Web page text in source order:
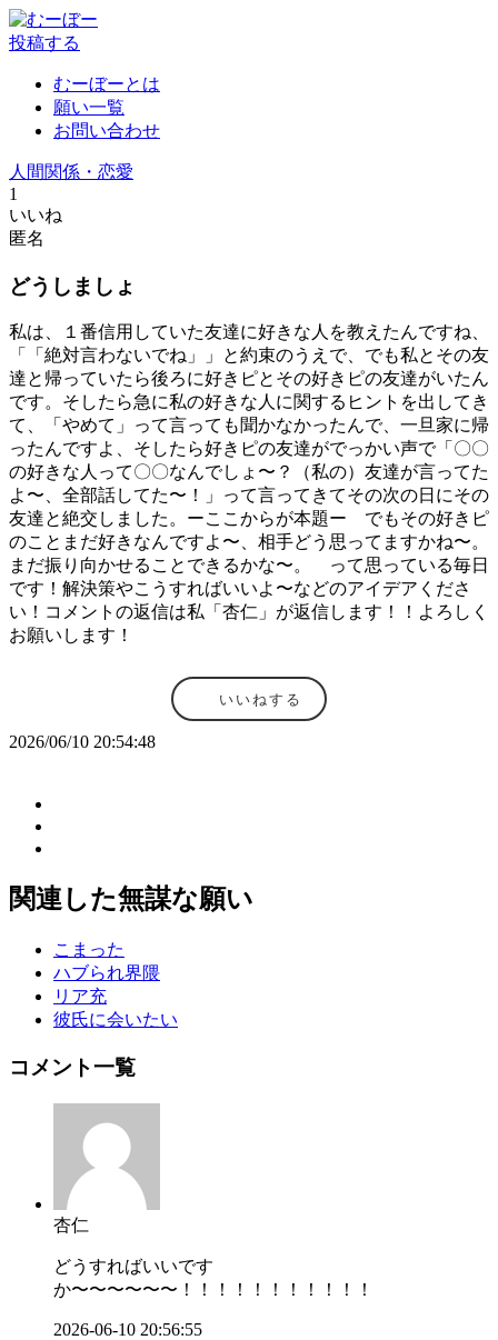
投稿する
むーぼーとは
願い一覧
お問い合わせ
人間関係・恋愛
1
いいね
匿名
どうしましょ
私は、１番信用していた友達に好きな人を教えたんですね、
「「絶対言わないでね」」と約束のうえで、でも私とその友
達と帰っていたら後ろに好きピとその好きピの友達がいたん
です。そしたら急に私の好きな人に関するヒントを出してき
て、「やめて」って言っても聞かなかったんで、一旦家に帰
ったんですよ、そしたら好きピの友達がでっかい声で「〇〇
の好きな人って〇〇なんでしょ〜？（私の）友達が言ってた
よ〜、全部話してた〜！」って言ってきてその次の日にその
友達と絶交しました。ーここからが本題ー でもその好きピ
のことまだ好きなんですよ〜、相手どう思ってますかね〜。
まだ振り向かせることできるかな〜。 って思っている毎日
です！解決策やこうすればいいよ〜などのアイデアくださ
い！コメントの返信は私「杏仁」が返信します！！よろしく
お願いします！
いいねする
2026/06/10 20:54:48
関連した無謀な願い
こまった
ハブられ界隈
リア充
彼氏に会いたい
コメント一覧
杏仁
どうすればいいです
か〜〜〜〜〜〜！！！！！！！！！！！
2026-06-10 20:56:55